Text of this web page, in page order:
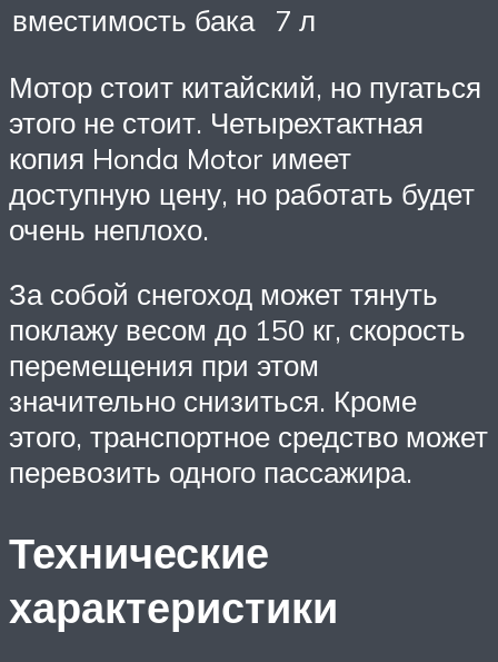
вместимость бака
7 л
Мотор стоит китайский, но пугаться
этого не стоит. Четырехтактная
копия Honda Motor имеет
доступную цену, но работать будет
очень неплохо.
За собой снегоход может тянуть
поклажу весом до 150 кг, скорость
перемещения при этом
значительно снизиться. Кроме
этого, транспортное средство может
перевозить одного пассажира.
Технические
характеристики